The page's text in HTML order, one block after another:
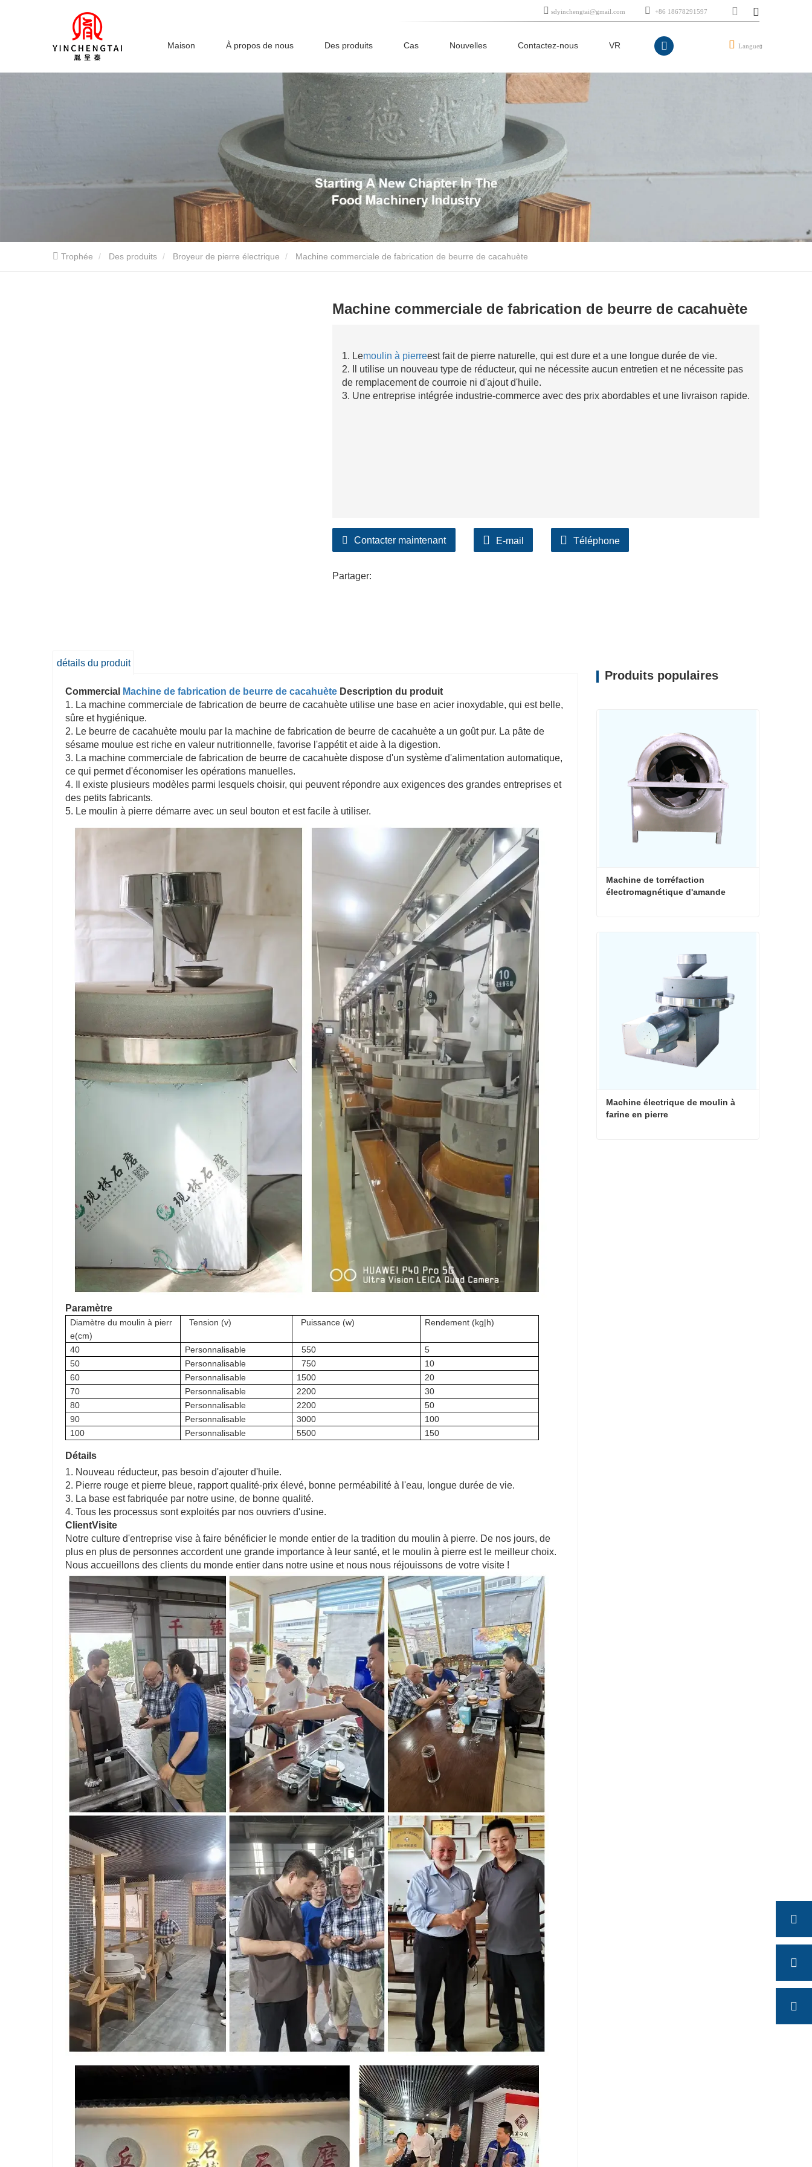
Maison À propos de nous Des produits Cas Nouvelles Contactez-nous VR
sdyinchengtai@gmail.com +86 18678291597
Langue
Trophée Des produits Broyeur de pierre électrique Machine commerciale de fabrication de beurre de cacahuète
Machine commerciale de fabrication de beurre de cacahuète
1. Lemoulin à pierreest fait de pierre naturelle, qui est dure et a une longue durée de vie.
2. Il utilise un nouveau type de réducteur, qui ne nécessite aucun entretien et ne nécessite pas
de remplacement de courroie ni d'ajout d'huile.
3. Une entreprise intégrée industrie-commerce avec des prix abordables et une livraison rapide.
Contacter maintenant E-mail Téléphone
Partager:
détails du produit
Commercial Machine de fabrication de beurre de cacahuète Description du produit
1. La machine commerciale de fabrication de beurre de cacahuète utilise une base en acier inoxydable, qui est belle,
sûre et hygiénique.
2. Le beurre de cacahuète moulu par la machine de fabrication de beurre de cacahuète a un goût pur. La pâte de
sésame moulue est riche en valeur nutritionnelle, favorise l'appétit et aide à la digestion.
3. La machine commerciale de fabrication de beurre de cacahuète dispose d'un système d'alimentation automatique,
ce qui permet d'économiser les opérations manuelles.
4. Il existe plusieurs modèles parmi lesquels choisir, qui peuvent répondre aux exigences des grandes entreprises et
des petits fabricants.
5. Le moulin à pierre démarre avec un seul bouton et est facile à utiliser.
Paramètre
Diamètre du moulin à pierr
e(cm)
Tension (v) Puissance (w) Rendement (kg|h)
40 Personnalisable 550
5
50
Personnalisable 750
10
60
Personnalisable 1500
20
70
Personnalisable 2200
30
80
Personnalisable 2200
50
90
Personnalisable 3000
100
100
Personnalisable 5500 150
Détails
1. Nouveau réducteur, pas besoin d'ajouter d'huile.
2. Pierre rouge et pierre bleue, rapport qualité-prix élevé, bonne perméabilité à l'eau, longue durée de vie.
3. La base est fabriquée par notre usine, de bonne qualité.
4. Tous les processus sont exploités par nos ouvriers d'usine.
ClientVisite
Notre culture d'entreprise vise à faire bénéficier le monde entier de la tradition du moulin à pierre. De nos jours, de
plus en plus de personnes accordent une grande importance à leur santé, et le moulin à pierre est le meilleur choix.
Nous accueillons des clients du monde entier dans notre usine et nous nous réjouissons de votre visite !
Produits populaires
Machine de torréfaction
électromagnétique d'amande
Contacter maintenant
Machine électrique de moulin à
farine en pierre